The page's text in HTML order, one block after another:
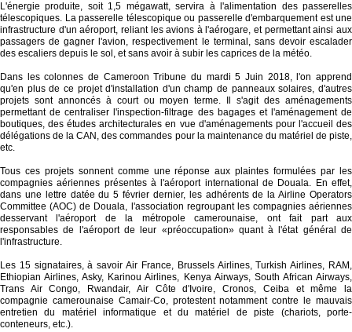
L'énergie produite, soit 1,5 mégawatt, servira à l'alimentation des passerelles
télescopiques. La passerelle télescopique ou passerelle d'embarquement est une
infrastructure d'un aéroport, reliant les avions à l'aérogare, et permettant ainsi aux
passagers de gagner l'avion, respectivement le terminal, sans devoir escalader
des escaliers depuis le sol, et sans avoir à subir les caprices de la météo.
Dans les colonnes de Cameroon Tribune du mardi 5 Juin 2018, l'on apprend
qu'en plus de ce projet d'installation d'un champ de panneaux solaires, d'autres
projets sont annoncés à court ou moyen terme. Il s'agit des aménagements
permettant de centraliser l'inspection-filtrage des bagages et l'aménagement de
boutiques, des études architecturales en vue d'aménagements pour l'accueil des
délégations de la CAN, des commandes pour la maintenance du matériel de piste,
etc.
Tous ces projets sonnent comme une réponse aux plaintes formulées par les
compagnies aériennes présentes à l'aéroport international de Douala. En effet,
dans une lettre datée du 5 février dernier, les adhérents de la Airline Operators
Committee (AOC) de Douala, l'association regroupant les compagnies aériennes
desservant l'aéroport de la métropole camerounaise, ont fait part aux
responsables de l'aéroport de leur «préoccupation» quant à l'état général de
l'infrastructure.
Les 15 signataires, à savoir Air France, Brussels Airlines, Turkish Airlines, RAM,
Ethiopian Airlines, Asky, Karinou Airlines, Kenya Airways, South African Airways,
Trans Air Congo, Rwandair, Air Côte d'Ivoire, Cronos, Ceiba et même la
compagnie camerounaise Camair-Co, protestent notamment contre le mauvais
entretien du matériel informatique et du matériel de piste (chariots, porte-
conteneurs, etc.).